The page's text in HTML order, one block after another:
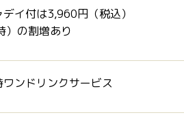
イ付は3,960円（税込）
）の割増あり
ンドリンクサービス